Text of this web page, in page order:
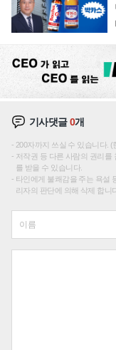
기사댓글0개
200자까지 쓰실 수 있습니다. (
저작권 등 다른 사람의 권리를
를 받을 수 있습니다.
타인에게 불쾌감을 주는 욕설
리자의 판단에 의해 삭제 합니